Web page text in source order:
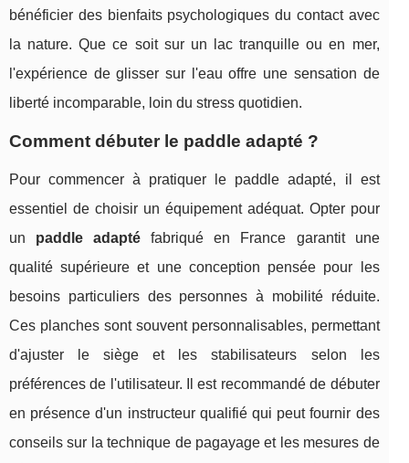
bénéficier des bienfaits psychologiques du contact avec
la nature. Que ce soit sur un lac tranquille ou en mer,
l'expérience de glisser sur l'eau offre une sensation de
liberté incomparable, loin du stress quotidien.
Comment débuter le paddle adapté ?
Pour commencer à pratiquer le paddle adapté, il est
essentiel de choisir un équipement adéquat. Opter pour
un paddle adapté fabriqué en France garantit une
qualité supérieure et une conception pensée pour les
besoins particuliers des personnes à mobilité réduite.
Ces planches sont souvent personnalisables, permettant
d'ajuster le siège et les stabilisateurs selon les
préférences de l'utilisateur. Il est recommandé de débuter
en présence d'un instructeur qualifié qui peut fournir des
conseils sur la technique de pagayage et les mesures de